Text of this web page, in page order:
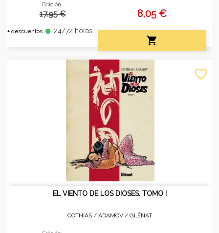
Edición:
17.95 €
+ descuentos fiber_manual_record 24/72 horas
8,05 €

EL VIENTO DE LOS DIOSES. TOMO I
COTHIAS / ADAMOV / GLÉNAT
favorite_border